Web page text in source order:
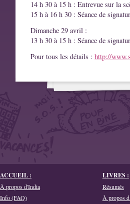
14 h 30 à 15 h : Entrevue sur la
15 h à 16 h 30 : Séance de
Dimanche 29 avril :
13 h 30 à 15 h : Séance de
Pour tous les détails : http://
ACCUEIL :
À propos d'India
Info (FAQ)
LIVRES :
Résumés
À propos